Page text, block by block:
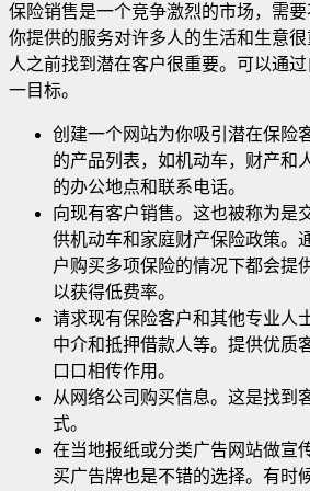
保险销售是一个竞争激烈的市场，需
你提供的服务对许多人的生活和生意
人之前找到潜在客户很重要。可以通
一目标。
创建一个网站为你吸引潜在保险
的产品列表，如机动车，财产和
的办公地点和联系电话。
向现有客户销售。这也被称为是
供机动车和家庭财产保险政策。
户购买多项保险的情况下都会提
以获得低费率。
请求现有保险客户和其他专业人
中介和抵押借款人等。提供优质
口口相传作用。
从网络公司购买信息。这是找到
式。
在当地报纸或分类广告网站做宣
买广告牌也是不错的选择。有时